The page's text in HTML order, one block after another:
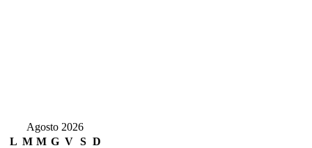
Agosto 2026
L M M G V S D